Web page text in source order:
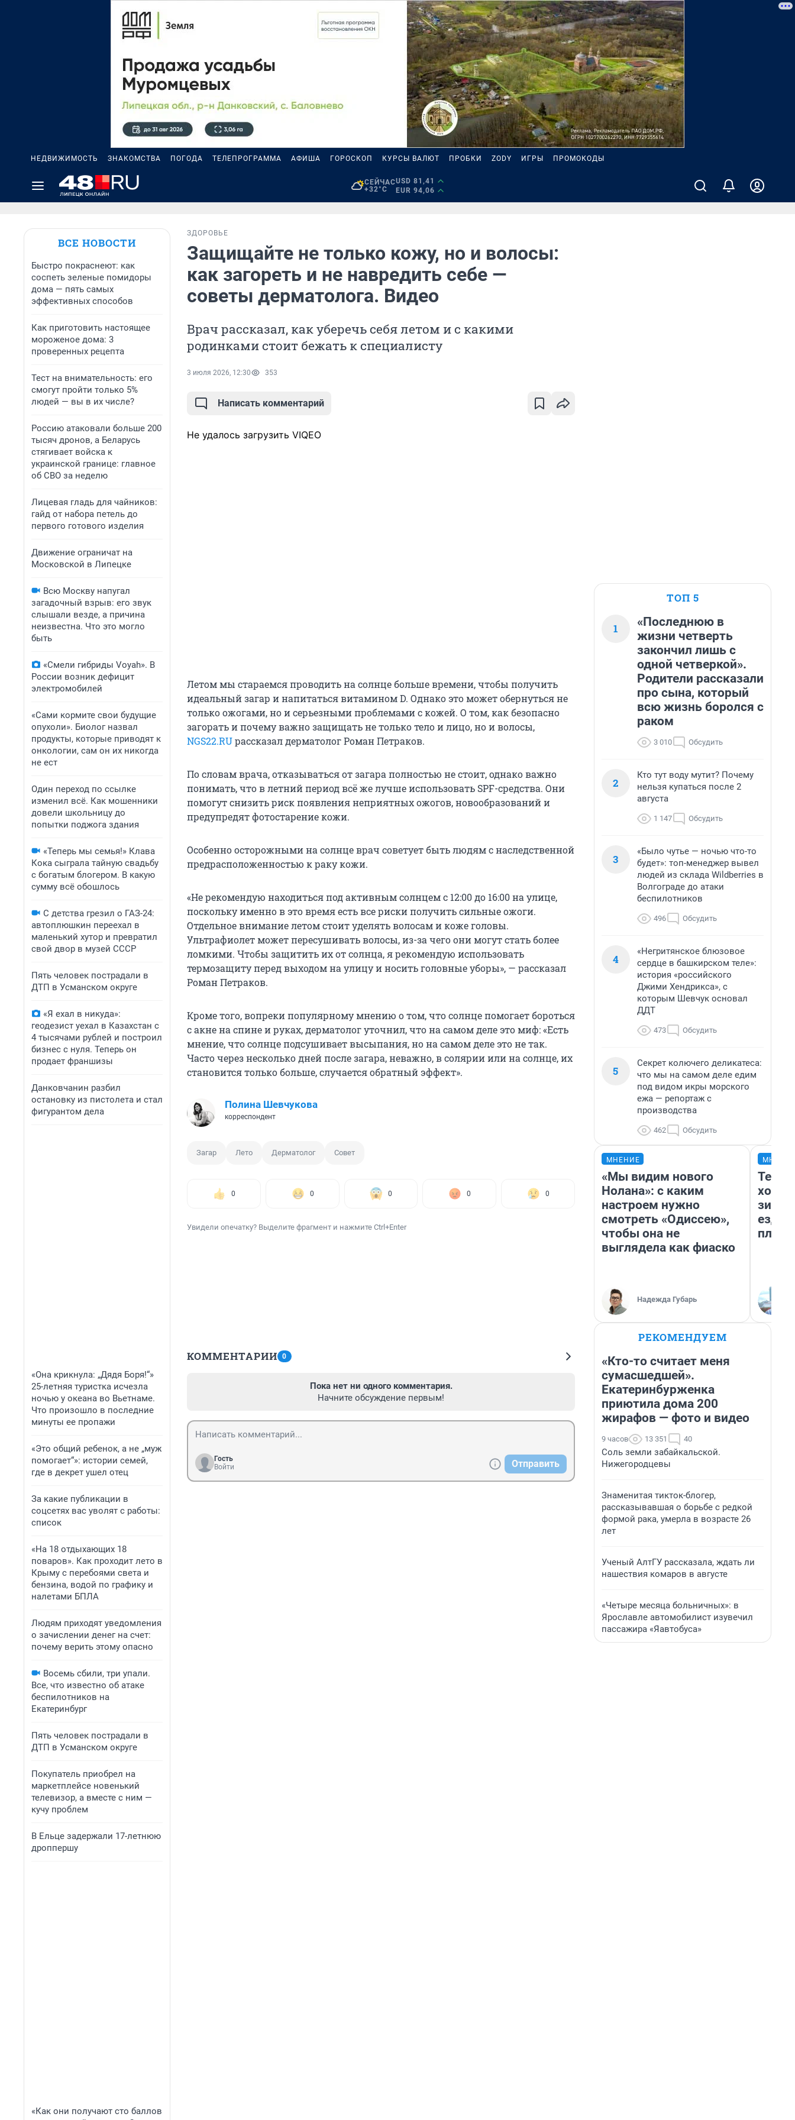
НЕДВИЖИМОСТЬ ЗНАКОМСТВА ПОГОДА ТЕЛЕПРОГРАММА АФИША ГОРОСКОП КУРСЫ ВАЛЮТ ПРОБКИ ZODY ИГРЫ ПРОМОКОДЫ
СЕЙЧАС
+32°C
USD 81,41
EUR 94,06
ВСЕ НОВОСТИ
Быстро покраснеют: как
соспеть зеленые помидоры
дома — пять самых
эффективных способов
Как приготовить настоящее
мороженое дома: 3
проверенных рецепта
Тест на внимательность: его
смогут пройти только 5%
людей — вы в их числе?
Россию атаковали больше 200
тысяч дронов, а Беларусь
стягивает войска к
украинской границе: главное
об СВО за неделю
Лицевая гладь для чайников:
гайд от набора петель до
первого готового изделия
Движение ограничат на
Московской в Липецке
Всю Москву напугал
загадочный взрыв: его звук
слышали везде, а причина
неизвестна. Что это могло
быть
«Смели гибриды Voyah». В
России возник дефицит
электромобилей
«Сами кормите свои будущие
опухоли». Биолог назвал
продукты, которые приводят к
онкологии, сам он их никогда
не ест
Один переход по ссылке
изменил всё. Как мошенники
довели школьницу до
попытки поджога здания
«Теперь мы семья!» Клава
Кока сыграла тайную свадьбу
с богатым блогером. В какую
сумму всё обошлось
С детства грезил о ГАЗ-24:
автоплюшкин переехал в
маленький хутор и превратил
свой двор в музей СССР
Пять человек пострадали в
ДТП в Усманском округе
«Я ехал в никуда»:
геодезист уехал в Казахстан с
4 тысячами рублей и построил
бизнес с нуля. Теперь он
продает франшизы
Данковчанин разбил
остановку из пистолета и стал
фигурантом дела
«Она крикнула: „Дядя Боря!“»
25-летняя туристка исчезла
ночью у океана во Вьетнаме.
Что произошло в последние
минуты ее пропажи
«Это общий ребенок, а не „муж
помогает“»: истории семей,
где в декрет ушел отец
За какие публикации в
соцсетях вас уволят с работы:
список
«На 18 отдыхающих 18
поваров». Как проходит лето в
Крыму с перебоями света и
бензина, водой по графику и
налетами БПЛА
Людям приходят уведомления
о зачислении денег на счет:
почему верить этому опасно
Восемь сбили, три упали.
Все, что известно об атаке
беспилотников на
Екатеринбург
Пять человек пострадали в
ДТП в Усманском округе
Покупатель приобрел на
маркетплейсе новенький
телевизор, а вместе с ним —
кучу проблем
В Ельце задержали 17-летнюю
дроппершу
«Как они получают сто баллов
ЗДОРОВЬЕ
Защищайте не только кожу, но и волосы:
как загореть и не навредить себе —
советы дерматолога. Видео
Врач рассказал, как уберечь себя летом и с какими
родинками стоит бежать к специалисту
3 июля 2026, 12:30 353
Написать комментарий
Не удалось загрузить VIQEO
Летом мы стараемся проводить на солнце больше времени, чтобы получить
идеальный загар и напитаться витамином D. Однако это может обернуться не
только ожогами, но и серьезными проблемами с кожей. О том, как безопасно
загорать и почему важно защищать не только тело и лицо, но и волосы,
NGS22.RUрассказал дерматолог Роман Петраков.
По словам врача, отказываться от загара полностью не стоит, однако важно
понимать, что в летний период всё же лучше использовать SPF-средства. Они
помогут снизить риск появления неприятных ожогов, новообразований и
предупредят фотостарение кожи.
Особенно осторожными на солнце врач советует быть людям с наследственной
предрасположенностью к раку кожи.
«Не рекомендую находиться под активным солнцем с 12:00 до 16:00 на улице,
поскольку именно в это время есть все риски получить сильные ожоги.
Отдельное внимание летом стоит уделять волосам и коже головы.
Ультрафиолет может пересушивать волосы, из-за чего они могут стать более
ломкими. Чтобы защитить их от солнца, я рекомендую использовать
термозащиту перед выходом на улицу и носить головные уборы», — рассказал
Роман Петраков.
Кроме того, вопреки популярному мнению о том, что солнце помогает бороться
с акне на спине и руках, дерматолог уточнил, что на самом деле это миф: «Есть
мнение, что солнце подсушивает высыпания, но на самом деле это не так.
Часто через несколько дней после загара, неважно, в солярии или на солнце, их
становится только больше, случается обратный эффект».
Полина Шевчукова
корреспондент
Загар Лето Дерматолог Совет
0 0 0 0 0
Увидели опечатку? Выделите фрагмент и нажмите Ctrl+Enter
КОММЕНТАРИИ 0
Пока нет ни одного комментария.
Начните обсуждение первым!
Гость
Войти
Отправить
ТОП 5
1
«Последнюю в
жизни четверть
закончил лишь с
одной четверкой».
Родители рассказали
про сына, который
всю жизнь боролся с
раком
3 010 Обсудить
2
Кто тут воду мутит? Почему
нельзя купаться после 2
августа
1 147 Обсудить
3
«Было чутье — ночью что-то
будет»: топ-менеджер вывел
людей из склада Wildberries в
Волгограде до атаки
беспилотников
496 Обсудить
4
«Негритянское блюзовое
сердце в башкирском теле»:
история «российского
Джими Хендрикса», с
которым Шевчук основал
ДДТ
473 Обсудить
5
Секрет колючего деликатеса:
что мы на самом деле едим
под видом икры морского
ежа — репортаж с
производства
462 Обсудить
МНЕНИЕ
«Мы видим нового
Нолана»: с каким
настроем нужно
смотреть «Одиссею»,
чтобы она не
выглядела как фиаско
Надежда Губарь
ездит
РЕКОМЕНДУЕМ
«Кто-то считает меня
сумасшедшей».
Екатеринбурженка
приютила дома 200
жирафов — фото и видео
9 часов 13 351 40
Соль земли забайкальской.
Нижегородцевы
Знаменитая тикток-блогер,
рассказывавшая о борьбе с редкой
формой рака, умерла в возрасте 26
лет
Ученый АлтГУ рассказала, ждать ли
нашествия комаров в августе
«Четыре месяца больничных»: в
Ярославле автомобилист изувечил
пассажира «Яавтобуса»